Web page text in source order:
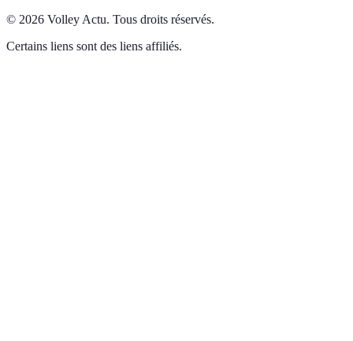
© 2026 Volley Actu. Tous droits réservés.
Certains liens sont des liens affiliés.